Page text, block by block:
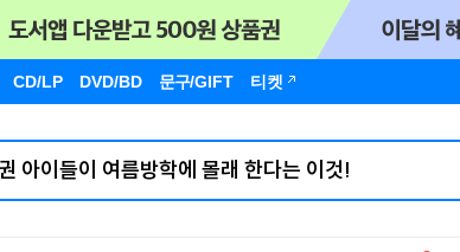
CD/LP DVD/BD 문구/GIFT 티켓